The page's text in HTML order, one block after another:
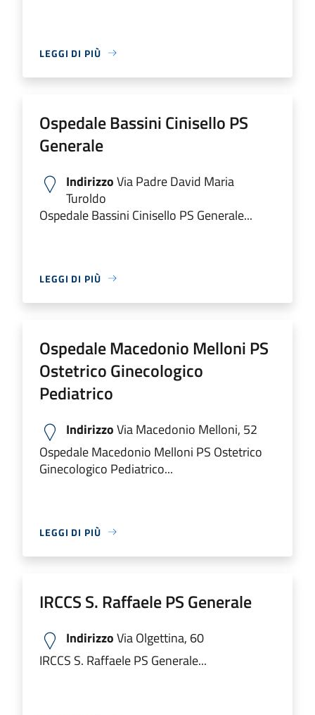
LEGGI DI PIÙ
Ospedale Bassini Cinisello PS
Generale
IndirizzoVia Padre David Maria
Turoldo
Ospedale Bassini Cinisello PS Generale...
LEGGI DI PIÙ
Ospedale Macedonio Melloni PS
Ostetrico Ginecologico
Pediatrico
IndirizzoVia Macedonio Melloni, 52
Ospedale Macedonio Melloni PS Ostetrico
Ginecologico Pediatrico...
LEGGI DI PIÙ
IRCCS S. Raffaele PS Generale
IndirizzoVia Olgettina, 60
IRCCS S. Raffaele PS Generale...